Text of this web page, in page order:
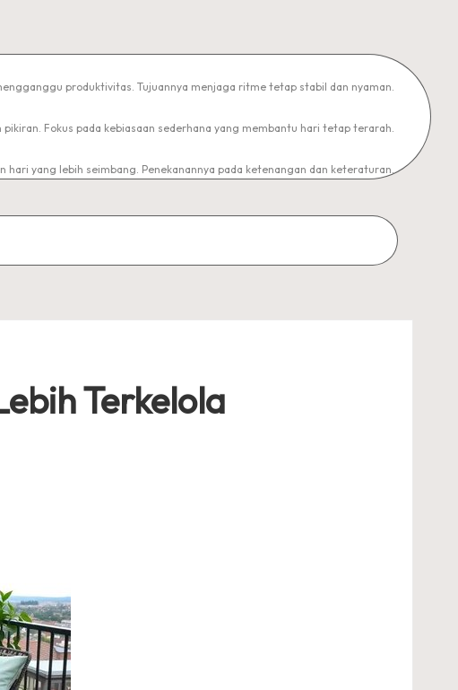
produktivitas. Tujuannya menjaga ritme tetap stabil dan nyaman.
Fokus pada kebiasaan sederhana yang membantu hari tetap terarah.
yang lebih seimbang. Penekanannya pada ketenangan dan keteraturan.
Terkelola